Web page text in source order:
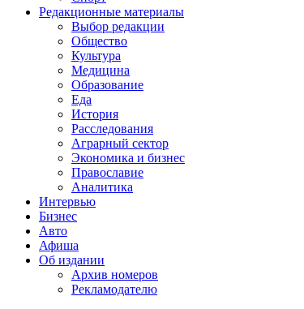
Редакционные материалы
Выбор редакции
Общество
Культура
Медицина
Образование
Еда
История
Расследования
Аграрный сектор
Экономика и бизнес
Православие
Аналитика
Интервью
Бизнес
Авто
Афиша
Об издании
Архив номеров
Рекламодателю